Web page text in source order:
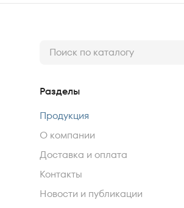
Разделы
Продукция
О компании
Доставка и оплата
Контакты
Новости и публикации